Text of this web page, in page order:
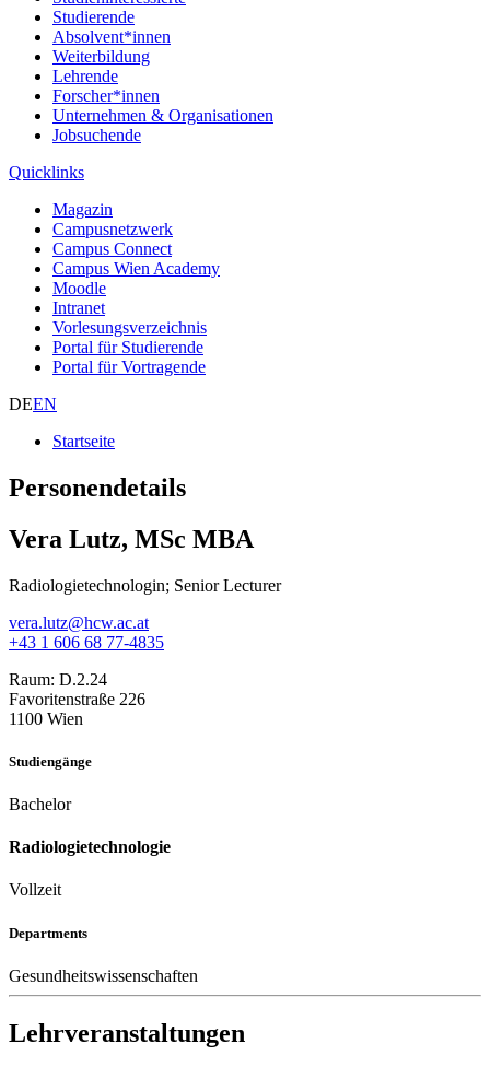
Studierende
Absolvent*innen
Weiterbildung
Lehrende
Forscher*innen
Unternehmen & Organisationen
Jobsuchende
Quicklinks
Magazin
Campusnetzwerk
Campus Connect
Campus Wien Academy
Moodle
Intranet
Vorlesungsverzeichnis
Portal für Studierende
Portal für Vortragende
DEEN
Startseite
Personendetails
Vera Lutz, MSc MBA
Radiologietechnologin; Senior Lecturer
vera.lutz@hcw.ac.at
+43 1 606 68 77-4835
Raum: D.2.24
Favoritenstraße 226
1100 Wien
Studiengänge
Bachelor
Radiologietechnologie
Vollzeit
Departments
Gesundheitswissenschaften
Lehrveranstaltungen